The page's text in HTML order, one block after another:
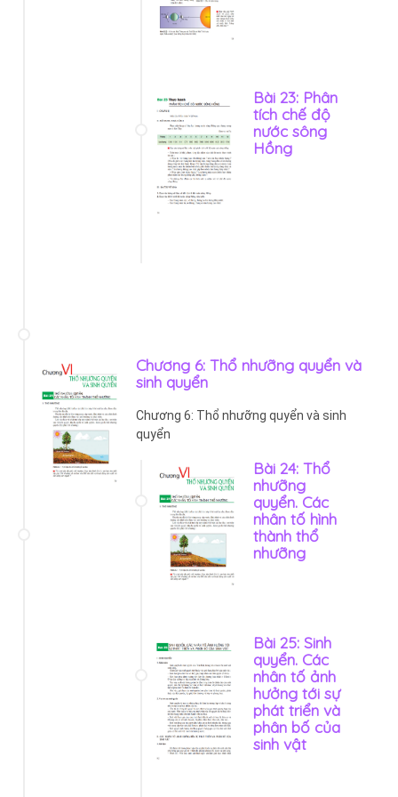
Bài 23: Phân
tích chế độ
nước sông
Hồng
Chương 6: Thổ nhưỡng quyển và
sinh quyển
Chương 6: Thổ nhưỡng quyển và sinh
quyển
Bài 24: Thổ
nhưỡng
quyển. Các
nhân tố hình
thành thổ
nhưỡng
Bài 25: Sinh
quyển. Các
nhân tố ảnh
hưởng tới sự
phát triển và
phân bố của
sinh vật